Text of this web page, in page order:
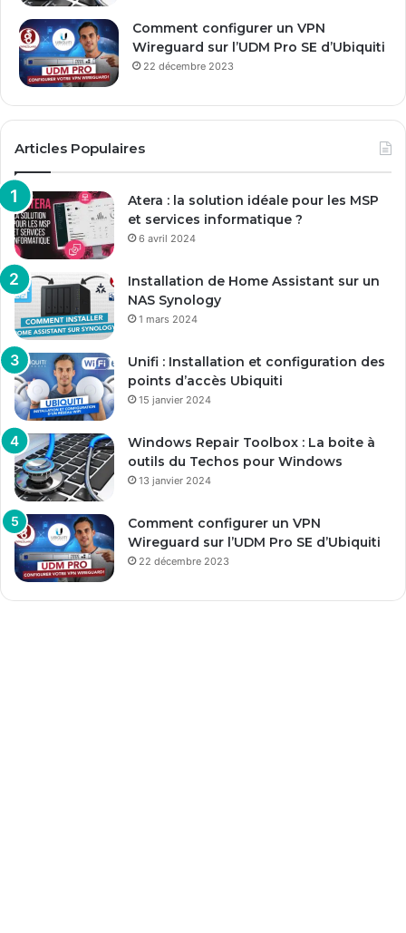
Comment configurer un VPN
Wireguard sur l’UDM Pro SE d’Ubiquiti
22 décembre 2023
Articles Populaires
Atera : la solution idéale pour les MSP
et services informatique ?
6 avril 2024
Installation de Home Assistant sur un
NAS Synology
1 mars 2024
Unifi : Installation et configuration des
points d’accès Ubiquiti
15 janvier 2024
Windows Repair Toolbox : La boite à
outils du Techos pour Windows
13 janvier 2024
Comment configurer un VPN
Wireguard sur l’UDM Pro SE d’Ubiquiti
22 décembre 2023